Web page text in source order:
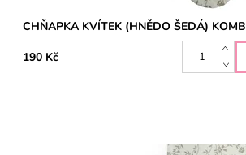
CHŇAPKA KVÍTEK (HNĚDO ŠEDÁ)
190 Kč